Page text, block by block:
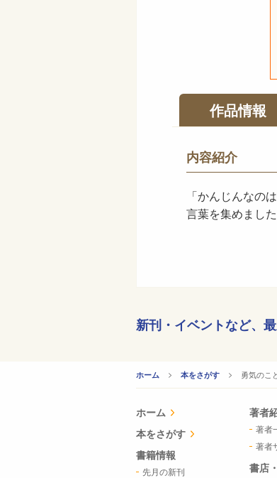
作品情報
内容紹介
「かんじんなの
言葉を集めまし
新刊・イベントなど、
ホーム 本をさがす 勇気のこ
ホーム
本をさがす
書籍情報
先月の新刊
著者
著者
著者
書店